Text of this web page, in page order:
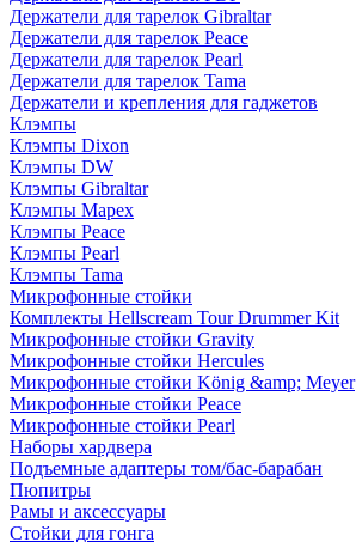
Держатели для тарелок Gibraltar
Держатели для тарелок Peace
Держатели для тарелок Pearl
Держатели для тарелок Tama
Держатели и крепления для гаджетов
Клэмпы
Клэмпы Dixon
Клэмпы DW
Клэмпы Gibraltar
Клэмпы Mapex
Клэмпы Peace
Клэмпы Pearl
Клэмпы Tama
Микрофонные стойки
Комплекты Hellscream Tour Drummer Kit
Микрофонные стойки Gravity
Микрофонные стойки Hercules
Микрофонные стойки König &amp; Meyer
Микрофонные стойки Peace
Микрофонные стойки Pearl
Наборы хардвера
Подъемные адаптеры том/бас-барабан
Пюпитры
Рамы и аксессуары
Стойки для гонга